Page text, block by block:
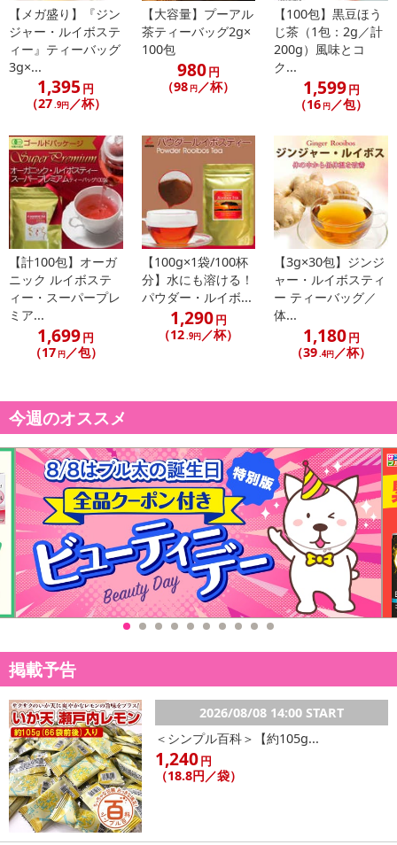
休業日
■ その他共通および商品カテゴリー別注意事項（※必ずご確認くだ
さい）
時点での情報となります。
【メガ盛り】『ジン
ジャー・ルイボステ
ィー』ティーバッグ
3g×...
1,395 円
（27 .9円／杯）
【大容量】プーアル
茶ティーバッグ2g×
100包
980円
（98 円 ／杯）
【100包】黒豆ほう
じ茶（1包：2g／計
200g）風味とコ
ク...
1,599円
（16 円 ／包）
【計100包】オーガ
ニック ルイボステ
ィー・スーパープレ
ミア...
1,699円
（17 円／包）
【100g×1袋/100杯
分】水にも溶ける！
パウダー・ルイボ...
1,290円
（12.9円／杯）
【3g×30包】ジンジ
ャー・ルイボスティ
ー ティーバッグ／
体...
1,180円
（39.4円／杯）
今週のオススメ
掲載予告
2026/08/08 14:00 START
＜シンプル百科＞【約105g...
1,240円
（18.8円／袋）